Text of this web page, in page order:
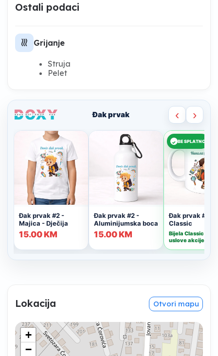
Ostali podaci
heat Grijanje
Struja
Pelet
Lokacija Otvori mapu
+
−